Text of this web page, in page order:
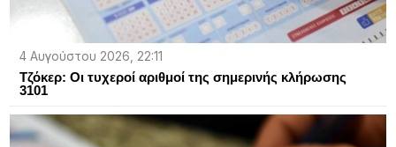
4 Αυγούστου 2026, 22:11
Τζόκερ: Οι τυχεροί αριθμοί της σημερινής κλήρωσης
3101